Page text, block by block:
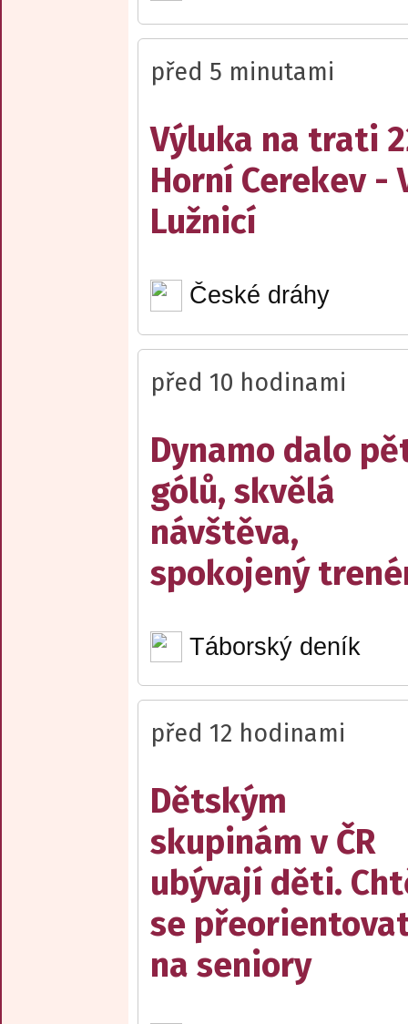
před 5 minutami
Výluka na trati
Horní Cerekev -
Lužnicí
České dráhy
před 10 hodinami
Dynamo dalo
gólů, skvělá
návštěva,
spokojený
Táborský deník
před 12 hodinami
Dětským
skupinám v ČR
ubývají děti.
se
na seniory